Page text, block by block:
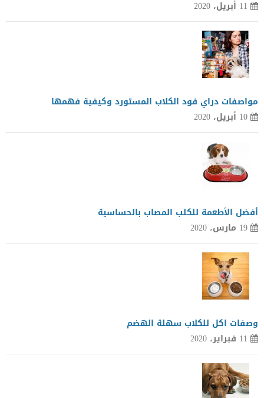
11 أبريل، 2020
مواصفات دراي فود الكلاب المستورد وكيفية فهمها
10 أبريل، 2020
أفضل الأطعمة للكلب المصاب بالحساسية
19 مارس، 2020
وصفات اكل للكلاب سهلة الهضم
11 فبراير، 2020